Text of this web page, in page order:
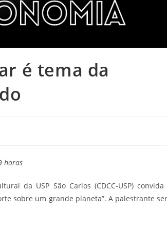
é tema da
horas
da USP São Carlos (CDCC-USP) convida
sobre um grande planeta”. A palestrante